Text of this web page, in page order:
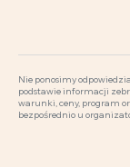
Nie ponosimy
podstawie informacji
warunki, ceny, program
bezpośrednio u